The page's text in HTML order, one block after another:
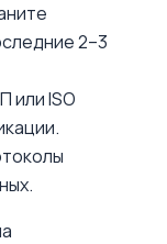
2–3
или ISO